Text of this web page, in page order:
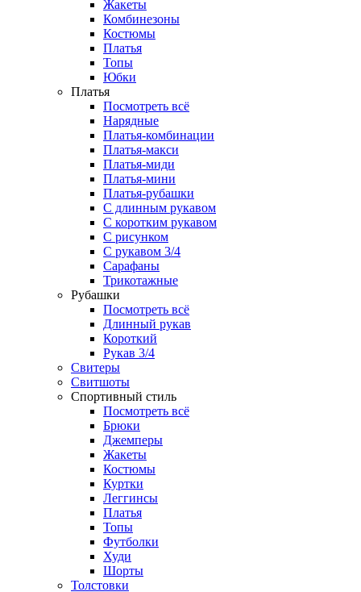
Жакеты
Комбинезоны
Костюмы
Платья
Топы
Юбки
Платья
Посмотреть всё
Нарядные
Платья-комбинации
Платья-макси
Платья-миди
Платья-мини
Платья-рубашки
С длинным рукавом
С коротким рукавом
С рисунком
С рукавом 3/4
Сарафаны
Трикотажные
Рубашки
Посмотреть всё
Длинный рукав
Короткий
Рукав 3/4
Свитеры
Свитшоты
Спортивный стиль
Посмотреть всё
Брюки
Джемперы
Жакеты
Костюмы
Куртки
Леггинсы
Платья
Топы
Футболки
Худи
Шорты
Толстовки